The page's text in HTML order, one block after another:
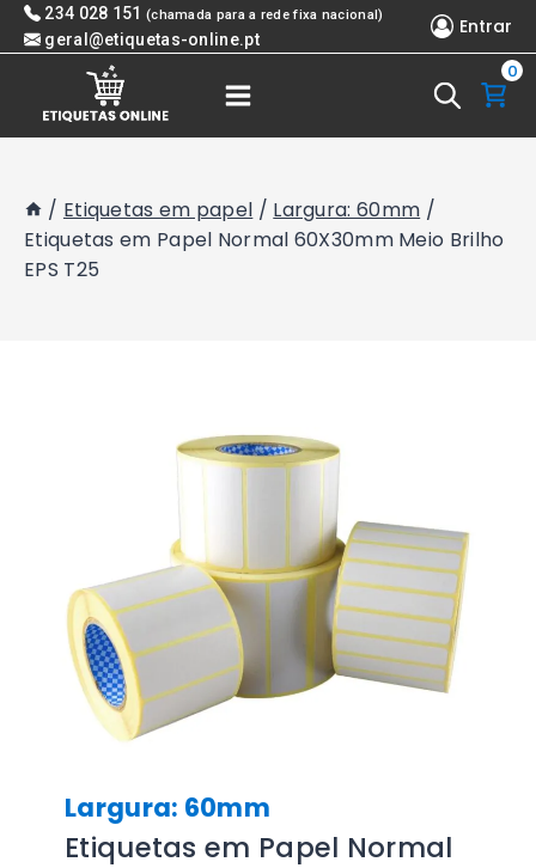
Skip 234 028 151 (chamada para a rede fixa nacional)
geral@etiquetas-online.pt
Entrar
0
/ Etiquetas em papel / Largura: 60mm /
Etiquetas em Papel Normal 60X30mm Meio Brilho
EPS T25
Largura: 60mm
Etiquetas em Papel Normal